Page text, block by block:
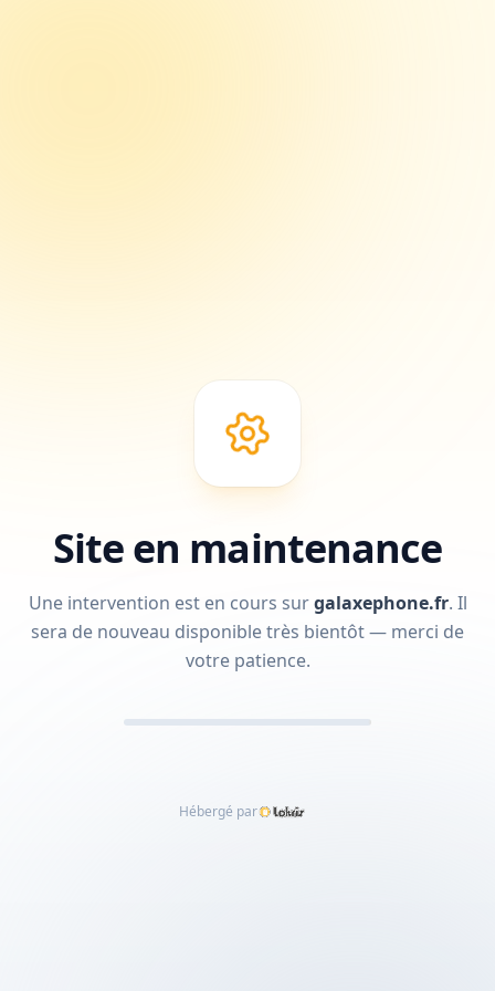
Site en maintenance
Une intervention est en cours surgalaxephone.fr. Il
sera de nouveau disponible très bientôt — merci de
votre patience.
Hébergé par